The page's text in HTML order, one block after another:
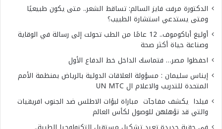
الدكتورة مرفت فايز السالم: تساقط الشعر.. متى يكون طبيعيًا
ومتى يستدعي استشارة الطبيب؟
أوليغ أباكوموف.. 12 عامًا من الطب تحولت إلى رسالة في الوقاية
وصناعة حياة أكثر صحة
احفظوا مصر… فتماسك الداخل خط الدفاع الأول
إيناس سليمان : مسؤولة العلاقات الدولية بالرياض بمنظمة الأمم
المتحدة للتدريب والاعلام ال UN MTC
فيلدا يكشف مفاجآت مباراة لبؤات الاطلس ضد الجنوب افريقيات
والتي قد تؤهلهن للوصول لكأس العالم